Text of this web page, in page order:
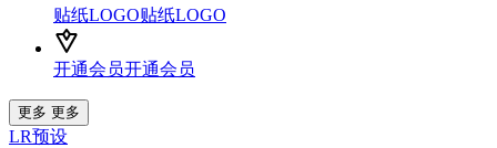
贴纸LOGO贴纸LOGO
开通会员开通会员
更多 更多
LR预设